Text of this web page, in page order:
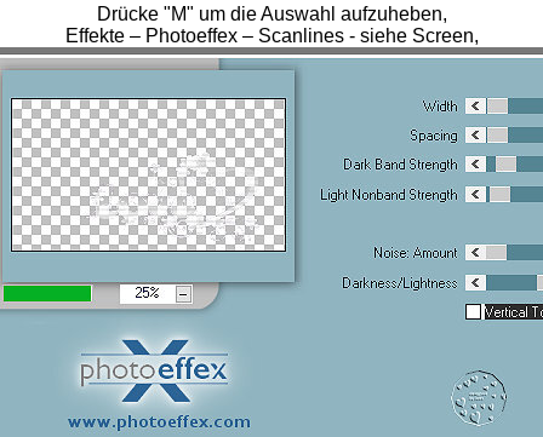
Drücke "M" um die Auswahl aufzuheben,
Effekte – Photoeffex – Scanlines - siehe Screen,